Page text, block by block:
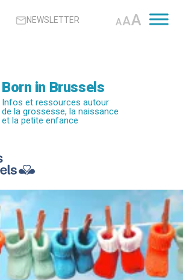
NEWSLETTER AAA
Born in Brussels
Infos et ressources autour
de la grossesse, la naissance
et la petite enfance